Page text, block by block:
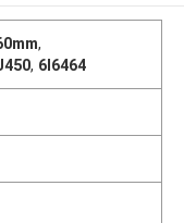
,
, 6I6464